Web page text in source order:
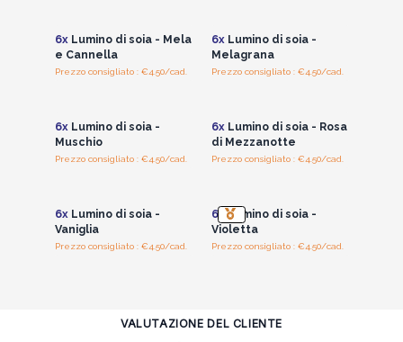
6xLumino di soia - Mela
e Cannella
Prezzo consigliato : €4.50/cad.
6xLumino di soia -
Melagrana
Prezzo consigliato : €4.50/cad.
6xLumino di soia -
Muschio
Prezzo consigliato : €4.50/cad.
6xLumino di soia - Rosa
di Mezzanotte
Prezzo consigliato : €4.50/cad.
6xLumino di soia -
Vaniglia
Prezzo consigliato : €4.50/cad.
6x Lumino di soia -
Violetta
Prezzo consigliato : €4.50/cad.
VALUTAZIONE DEL CLIENTE